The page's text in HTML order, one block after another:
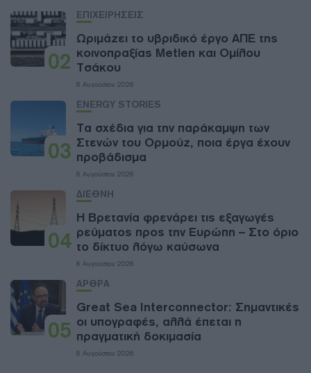
02
ΕΠΙΧΕΙΡΗΣΕΙΣ
Ωριμάζει το υβριδικό έργο ΑΠΕ της
κοινοπραξίας Metlen και Ομίλου
Τσάκου
8 Αυγούστου 2026
03
ENERGY STORIES
Τα σχέδια για την παράκαμψη των
Στενών του Ορμούζ, ποια έργα έχουν
προβάδισμα
8 Αυγούστου 2026
04
ΔΙΕΘΝΗ
Η Βρετανία φρενάρει τις εξαγωγές
ρεύματος προς την Ευρώπη – Στο όριο
το δίκτυο λόγω καύσωνα
8 Αυγούστου 2026
05
ΑΡΘΡΑ
Great Sea Interconnector: Σημαντικές
οι υπογραφές, αλλά έπεται η
πραγματική δοκιμασία
8 Αυγούστου 2026